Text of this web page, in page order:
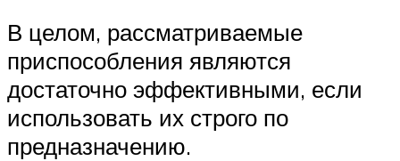
В целом, рассматриваемые
приспособления являются
достаточно эффективными, если
использовать их строго по
предназначению.